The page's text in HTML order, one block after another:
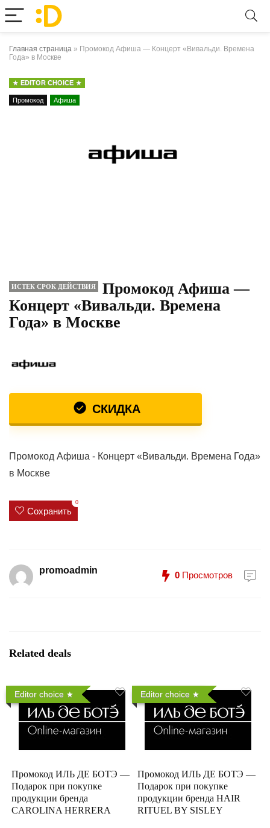
Главная страница » Промокод Афиша — Концерт «Вивальди. Времена
Года» в Москве
EDITOR CHOICE
Промокод Афиша
ИСТЕК СРОК ДЕЙСТВИЯ
Промокод Афиша —
Концерт «Вивальди. Времена
Года» в Москве
СКИДКА
Промокод Афиша - Концерт «Вивальди. Времена Года»
в Москве
Сохранить
0
promoadmin 0 Просмотров
Related deals
Editor choice
Промокод ИЛЬ ДЕ БОТЭ —
Подарок при покупке
продукции бренда
CAROLINA HERRERA
Editor choice
Промокод ИЛЬ ДЕ БОТЭ —
Подарок при покупке
продукции бренда HAIR
RITUEL BY SISLEY